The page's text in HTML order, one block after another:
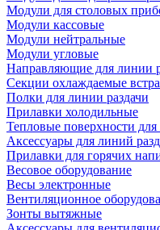
Модули для столовых
Модули кассовые
Модули нейтральные
Модули угловые
Направляющие для линии
Секции охлаждаемые
Полки для линии раздачи
Прилавки холодильные
Тепловые поверхности для
Аксессуары для линий
Прилавки для горячих
Весовое оборудование
Весы электронные
Вентиляционное
Зонты вытяжные